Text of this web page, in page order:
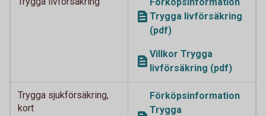
Trygga livförsäkring
(pdf)
Villkor Trygga
livförsäkring (pdf)
Trygga sjukförsäkring,
kort
Förköpsinformation
Trygga